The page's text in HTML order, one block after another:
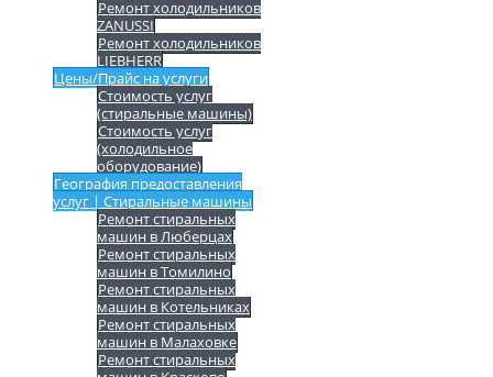
Ремонт холодильников
ZANUSSI
Ремонт холодильников
LIEBHERR
Цены/Прайс на услуги
Стоимость услуг
(стиральные машины)
Стоимость услуг
(холодильное
оборудование)
География предоставления
услуг | Стиральные машины
Ремонт стиральных
машин в Люберцах
Ремонт стиральных
машин в Томилино
Ремонт стиральных
машин в Котельниках
Ремонт стиральных
машин в Малаховке
Ремонт стиральных